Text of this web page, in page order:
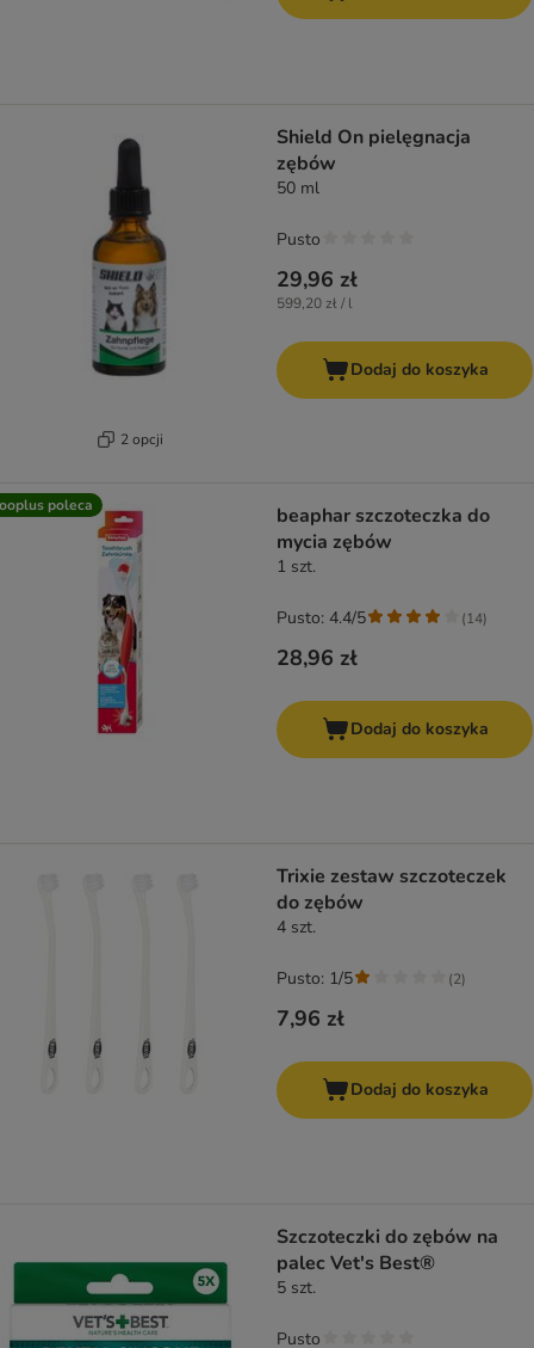
2 opcji
Shield On pielęgnacja
zębów
50 ml
29,96 zł
599,20 zł / l
Pusto
Dodaj do koszyka
poleca
beaphar szczoteczka do
mycia zębów
1 szt.
28,96 zł
Pusto: 4.4/5 (14)
Dodaj do koszyka
Trixie zestaw szczoteczek
do zębów
4 szt.
7,96 zł
Pusto: 1/5 (2)
Dodaj do koszyka
Szczoteczki do zębów na
palec Vet's Best®
5 szt.
Pusto